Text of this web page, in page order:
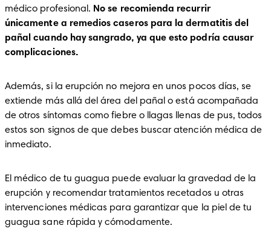
médico profesional. No se recomienda recurrir
únicamente a remedios caseros para la dermatitis del
pañal cuando hay sangrado, ya que esto podría causar
complicaciones.
Además, si la erupción no mejora en unos pocos días, se
extiende más allá del área del pañal o está acompañada
de otros síntomas como fiebre o llagas llenas de pus, todos
estos son signos de que debes buscar atención médica de
inmediato.
El médico de tu guagua puede evaluar la gravedad de la
erupción y recomendar tratamientos recetados u otras
intervenciones médicas para garantizar que la piel de tu
guagua sane rápida y cómodamente.